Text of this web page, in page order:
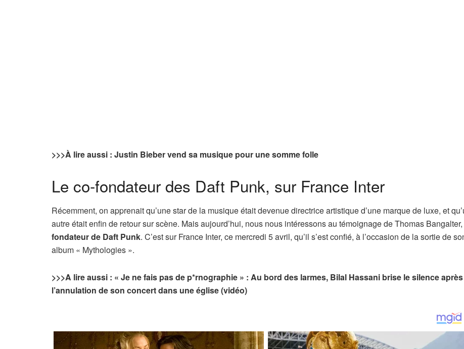
>>>À lire aussi : Justin Bieber vend sa musique pour une somme folle
Le co-fondateur des Daft Punk, sur France Inter
Récemment, on apprenait qu’une star de la musique était devenue directrice artistique d’une marque de luxe, et
autre était enfin de retour sur scène. Mais aujourd’hui, nous nous intéressons au témoignage de Thomas Bangalter,
fondateur de Daft Punk. C’est sur France Inter, ce mercredi 5 avril, qu’il s’est confié, à l’occasion de la sortie de
album « Mythologies ».
>>>A lire aussi : « Je ne fais pas de p*rnographie » : Au bord des larmes, Bilal Hassani brise le silence après
l’annulation de son concert dans une église (vidéo)